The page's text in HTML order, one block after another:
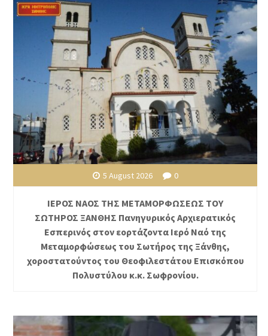
5 August 2026 0
ΙΕΡΟΣ ΝΑΟΣ ΤΗΣ ΜΕΤΑΜΟΡΦΩΣΕΩΣ ΤΟΥ
ΣΩΤΗΡΟΣ ΞΑΝΘΗΣ Πανηγυρικός Αρχιερατικός
Εσπερινός στον εορτάζοντα Ιερό Ναό της
Μεταμορφώσεως του Σωτήρος της Ξάνθης,
χοροστατούντος του Θεοφιλεστάτου Επισκόπου
Πολυστύλου κ.κ. Σωφρονίου.